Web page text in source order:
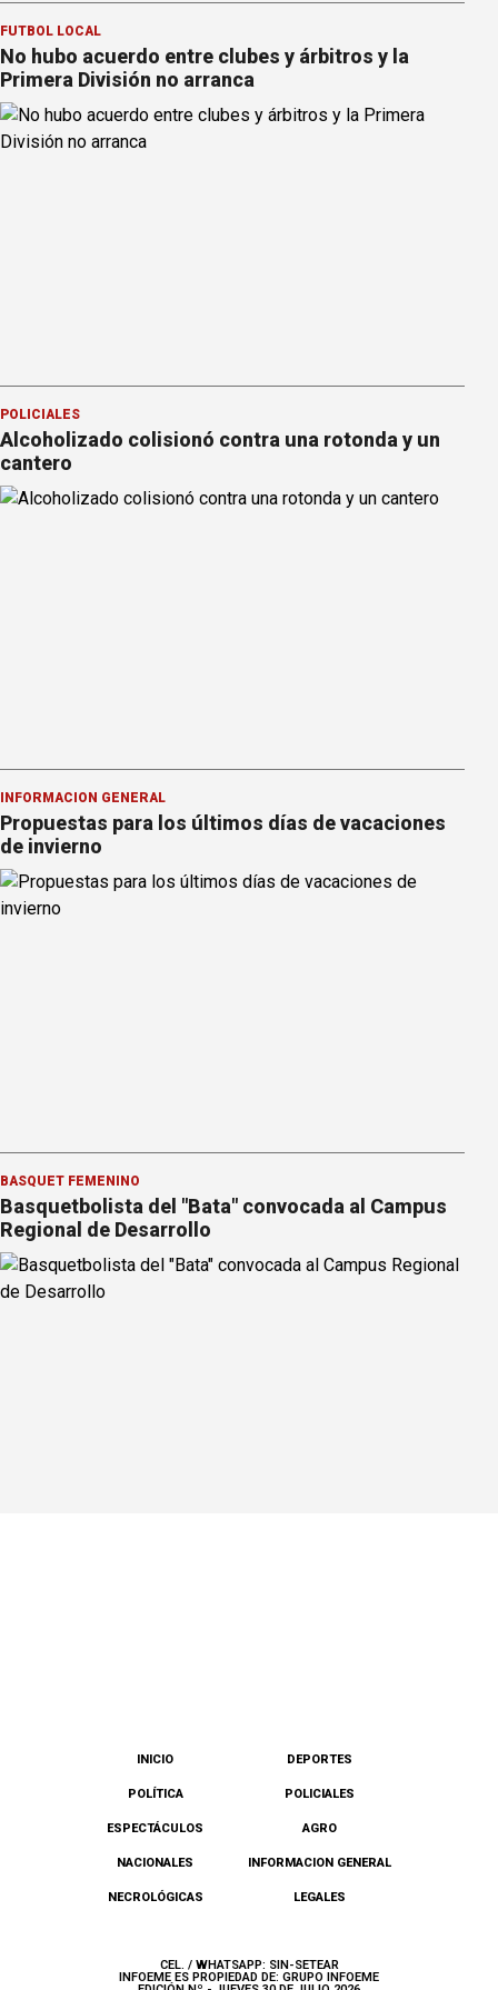
FÚTBOL LOCAL
No hubo acuerdo entre clubes y árbitros y la
Primera División no arranca
POLICIALES
Alcoholizado colisionó contra una rotonda y un
cantero
INFORMACION GENERAL
Propuestas para los últimos días de vacaciones
de invierno
BÁSQUET FEMENINO
Basquetbolista del "Bata" convocada al Campus
Regional de Desarrollo
INICIO DEPORTES
POLÍTICA POLICIALES
ESPECTÁCULOS AGRO
NACIONALES INFORMACION GENERAL
NECROLÓGICAS LEGALES
CEL. / WHATSAPP: SIN-SETEAR
INFOEME ES PROPIEDAD DE: GRUPO INFOEME